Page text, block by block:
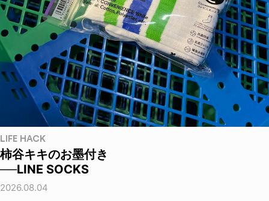
LIFE HACK
柿谷キキのお墨付き
──LINE SOCKS
2026.08.04